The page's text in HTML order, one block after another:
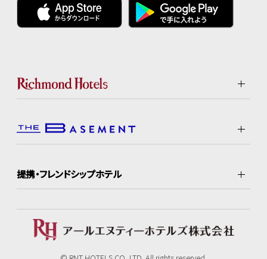
提携・フレンドシップホテル